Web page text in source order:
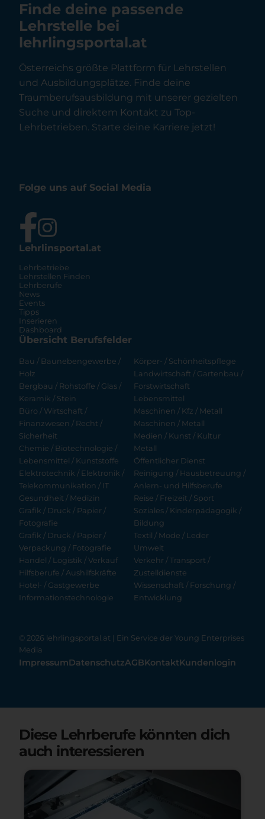
Diese Lehrberufe könnten dich
auch interessieren
Finde deine passende
Lehrstelle bei
lehrlingsportal.at
Österreichs größte Plattform für Lehrstellen
und Ausbildungsplätze. Finde deine
Traumberufsausbildung mit unserer gezielten
Suche und direktem Kontakt zu Top-
Lehrbetrieben. Starte deine Karriere jetzt!
Folge uns auf Social Media
Lehrlinsportal.at
Lehrbetriebe
Lehrstellen Finden
Lehrberufe
News
Events
Tipps
Inserieren
Dashboard
Übersicht Berufsfelder
Bau / Baunebengewerbe /
Holz
Bergbau / Rohstoffe / Glas /
Keramik / Stein
Büro / Wirtschaft /
Finanzwesen / Recht /
Sicherheit
Chemie / Biotechnologie /
Lebensmittel / Kunststoffe
Elektrotechnik / Elektronik /
Telekommunikation / IT
Gesundheit / Medizin
Grafik / Druck / Papier /
Fotografie
Grafik / Druck / Papier /
Verpackung / Fotografie
Handel / Logistik / Verkauf
Hilfsberufe / Aushilfskräfte
Hotel- / Gastgewerbe
Informationstechnologie
Körper- / Schönheitspflege
Landwirtschaft / Gartenbau /
Forstwirtschaft
Lebensmittel
Maschinen / Kfz / Metall
Maschinen / Metall
Medien / Kunst / Kultur
Metall
Öffentlicher Dienst
Reinigung / Hausbetreuung /
Anlern- und Hilfsberufe
Reise / Freizeit / Sport
Soziales / Kinderpädagogik /
Bildung
Textil / Mode / Leder
Umwelt
Verkehr / Transport /
Zustelldienste
Wissenschaft / Forschung /
Entwicklung
© 2026 lehrlingsportal.at | Ein Service der Young Enterprises
Media
ImpressumDatenschutzAGBKontaktKundenlogin